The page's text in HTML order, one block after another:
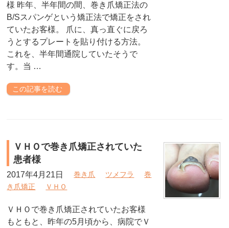
様 昨年、半年間の間、巻き爪矯正法の
B/Sスパンゲという矯正法で矯正をされ
ていたお客様。 爪に、真っ直ぐに戻ろ
うとするプレートを貼り付ける方法。
これを、半年間通院していたそうで
す。当 …
この記事を読む
ＶＨＯで巻き爪矯正されていた
患者様
2017年4月21日 巻き爪 ツメフラ
巻
き爪矯正
ＶＨＯ
ＶＨＯで巻き爪矯正されていたお客様
もともと、昨年の5月頃から、病院でＶ